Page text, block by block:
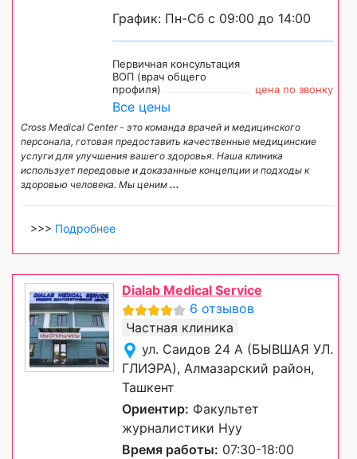
График: Пн-Сб с 09:00 до 14:00
Первичная консультация
ВОП (врач общего
профиля)
цена по звонку
Все цены
Cross Medical Center - это команда врачей и медицинского
персонала, готовая предоставить качественные медицинские
услуги для улучшения вашего здоровья. Наша клиника
использует передовые и доказанные концепции и подходы к
здоровью человека. Мы ценим ...
>>> Подробнее
Dialab Medical Service
6 отзывов
Частная клиника
ул. Саидов 24 А (БЫВШАЯ УЛ.
ГЛИЭРА), Алмазарский район,
Ташкент
Ориентир: Факультет
журналистики Нуу
Время работы: 07:30-18:00